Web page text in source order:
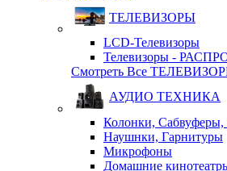
ТЕЛЕВИЗОРЫ
LCD-Телевизоры
Телевизоры -
Смотреть Все
АУДИО ТЕХНИКА
Колонки, Сабвуферы,
Наушнки, Гарнитуры
Микрофоны
Домашние